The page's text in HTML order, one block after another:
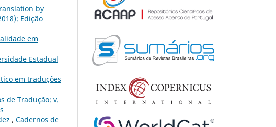
by
Edição
em
Estadual
em traduções
de Tradução: v.
, Cadernos de